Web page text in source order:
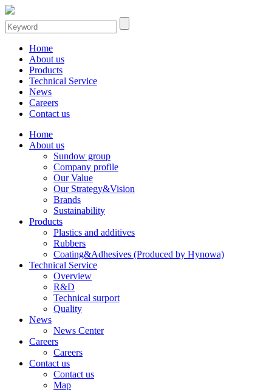
Home
About us
Products
Technical Service
News
Careers
Contact us
Home
About us
Sundow group
Company profile
Our Value
Our Strategy&Vision
Brands
Sustainability
Products
Plastics and additives
Rubbers
Coating&Adhesives (Produced by Hynowa)
Technical Service
Overview
R&D
Technical surport
Quality
News
News Center
Careers
Careers
Contact us
Contact us
Map